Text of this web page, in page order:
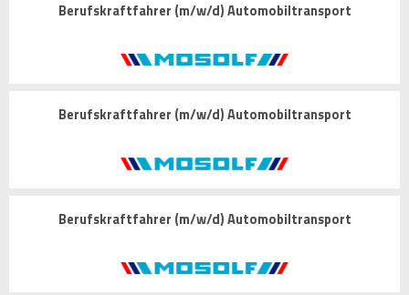
Berufskraftfahrer (m/w/d) Automobiltransport
Berufskraftfahrer (m/w/d) Automobiltransport
Berufskraftfahrer (m/w/d) Automobiltransport